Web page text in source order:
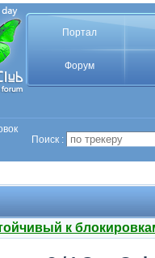
Портал
Форум
Поиск :
к